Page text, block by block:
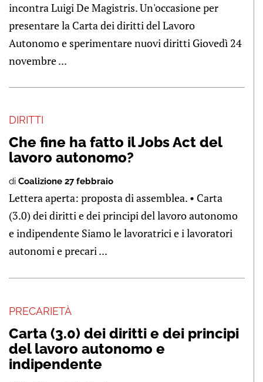
incontra Luigi De Magistris. Un'occasione per
presentare la Carta dei diritti del Lavoro
Autonomo e sperimentare nuovi diritti Giovedì 24
novembre ...
DIRITTI
Che fine ha fatto il Jobs Act del
lavoro autonomo?
di Coalizione 27 febbraio
Lettera aperta: proposta di assemblea. • Carta
(3.0) dei diritti e dei principi del lavoro autonomo
e indipendente Siamo le lavoratrici e i lavoratori
autonomi e precari ...
PRECARIETÀ
Carta (3.0) dei diritti e dei principi
del lavoro autonomo e
indipendente